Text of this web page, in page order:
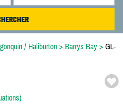
/ Haliburton > Barrys Bay > GL-